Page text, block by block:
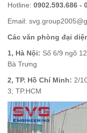
Hotline: 0902.593.686 -
Email:
Các văn phòng đại
1, Hà Nội: Số 6/9 ngõ
Bà Trưng
2, TP. Hồ Chí Minh: 2/
3, TP.HCM